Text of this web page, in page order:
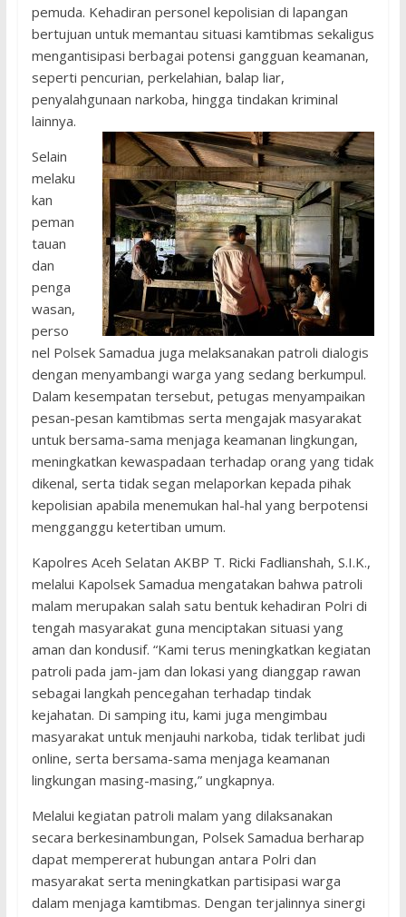
pemuda. Kehadiran personel kepolisian di lapangan
bertujuan untuk memantau situasi kamtibmas sekaligus
mengantisipasi berbagai potensi gangguan keamanan,
seperti pencurian, perkelahian, balap liar,
penyalahgunaan narkoba, hingga tindakan kriminal
lainnya.
Selain
melaku
kan
peman
tauan
dan
penga
wasan,
perso
nel Polsek Samadua juga melaksanakan patroli dialogis
dengan menyambangi warga yang sedang berkumpul.
Dalam kesempatan tersebut, petugas menyampaikan
pesan-pesan kamtibmas serta mengajak masyarakat
untuk bersama-sama menjaga keamanan lingkungan,
meningkatkan kewaspadaan terhadap orang yang tidak
dikenal, serta tidak segan melaporkan kepada pihak
kepolisian apabila menemukan hal-hal yang berpotensi
mengganggu ketertiban umum.
Kapolres Aceh Selatan AKBP T. Ricki Fadlianshah, S.I.K.,
melalui Kapolsek Samadua mengatakan bahwa patroli
malam merupakan salah satu bentuk kehadiran Polri di
tengah masyarakat guna menciptakan situasi yang
aman dan kondusif. “Kami terus meningkatkan kegiatan
patroli pada jam-jam dan lokasi yang dianggap rawan
sebagai langkah pencegahan terhadap tindak
kejahatan. Di samping itu, kami juga mengimbau
masyarakat untuk menjauhi narkoba, tidak terlibat judi
online, serta bersama-sama menjaga keamanan
lingkungan masing-masing,” ungkapnya.
Melalui kegiatan patroli malam yang dilaksanakan
secara berkesinambungan, Polsek Samadua berharap
dapat mempererat hubungan antara Polri dan
masyarakat serta meningkatkan partisipasi warga
dalam menjaga kamtibmas. Dengan terjalinnya sinergi